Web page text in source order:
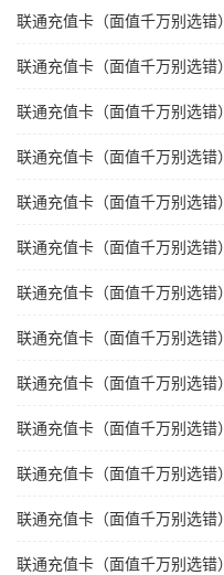
联通充值卡（面值千万别选错
联通充值卡（面值千万别选错
联通充值卡（面值千万别选错
联通充值卡（面值千万别选错
联通充值卡（面值千万别选错
联通充值卡（面值千万别选错
联通充值卡（面值千万别选错
联通充值卡（面值千万别选错
联通充值卡（面值千万别选错
联通充值卡（面值千万别选错
联通充值卡（面值千万别选错
联通充值卡（面值千万别选错
联通充值卡（面值千万别选错